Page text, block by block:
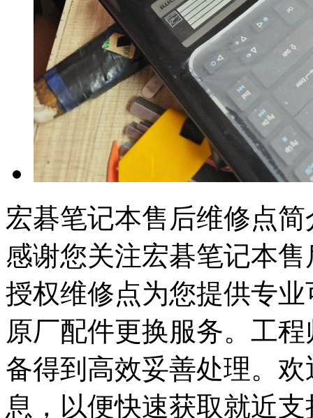
宏碁笔记本售后维修点简
感谢您关注宏碁笔记本
授权维修点为您提供专
原厂配件更换服务。工
备得到高效妥善处理。
息，以便快速获取就近支